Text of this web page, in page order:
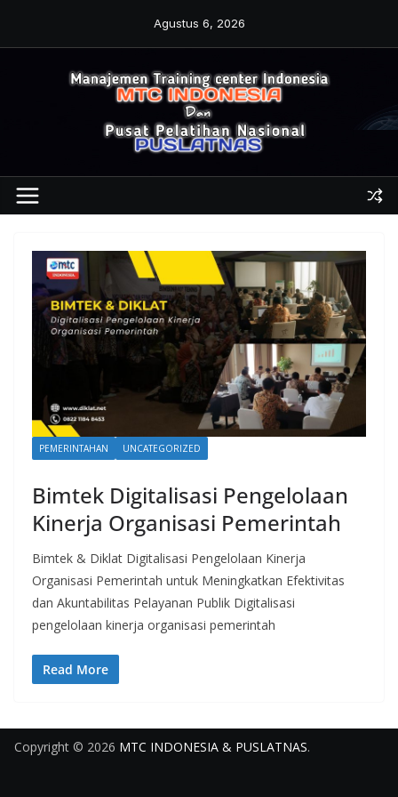
Agustus 6, 2026
PEMERINTAHAN UNCATEGORIZED
Bimtek Digitalisasi Pengelolaan
Kinerja Organisasi Pemerintah
Bimtek & Diklat Digitalisasi Pengelolaan Kinerja
Organisasi Pemerintah untuk Meningkatkan Efektivitas
dan Akuntabilitas Pelayanan Publik Digitalisasi
pengelolaan kinerja organisasi pemerintah
Read More
Copyright © 2026 MTC INDONESIA & PUSLATNAS.